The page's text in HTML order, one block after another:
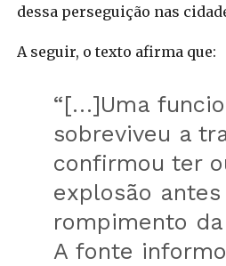
dessa perseguição nas
A seguir, o texto afirma que:
“[…]Uma
sobreviveu a
confirmou ter
explosão antes
rompimento
A fonte